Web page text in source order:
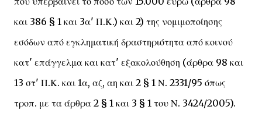
και 386 § 1 και 3α' Π.Κ.) και 2) της νομιμοποίησης
εσόδων από εγκληματική δραστηριότητα από κοινού
κατ' επάγγελμα και κατ' εξακολούθηση (άρθρα 98 και
13 στ' Π.Κ. και 1α, αζ, αη και 2 § 1 Ν. 2331/95 όπως
τροπ. με τα άρθρα 2 § 1 και 3 § 1 του Ν. 3424/2005).